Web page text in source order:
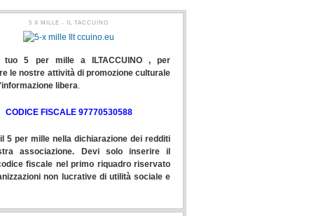
5 X MILLE - IL TACCUINO
tuo 5 per mille a ILTACCUINO , per
le nostre attività di promozione culturale
libera.
CODICE FISCALE 97770530588
5 per mille nella dichiarazione dei redditi
associazione. Devi solo inserire il
fiscale nel primo riquadro riservato
non lucrative di utilità sociale e